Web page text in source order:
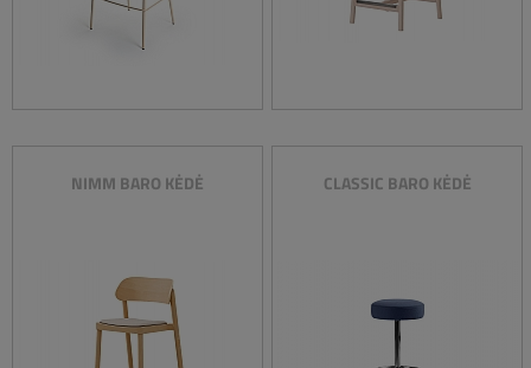
NIMM BARO KĖDĖ CLASSIC BARO KĖDĖ